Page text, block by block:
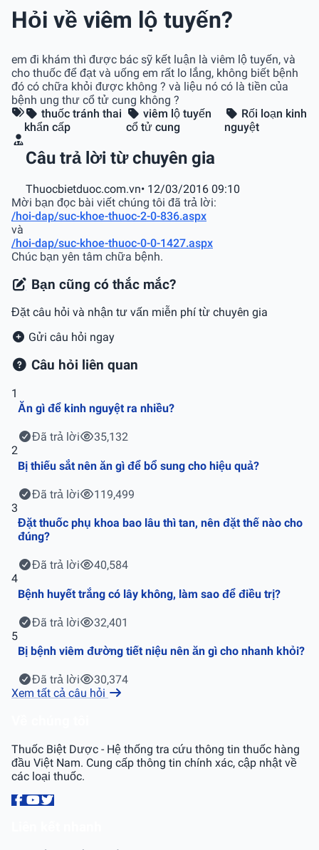
Hỏi về viêm lộ tuyến?
em đi khám thì được bác sỹ kết luận là viêm lộ tuyến, và
cho thuốc để đạt và uống em rất lo lắng, không biết bệnh
đó có chữa khỏi được không ? và liệu nó có là tiền của
bệnh ung thư cổ tử cung không ?
thuốc tránh thai
khẩn cấp
viêm lộ tuyến
cổ tử cung
Rối loạn kinh
nguyệt
Câu trả lời từ chuyên gia
Thuocbietduoc.com.vn• 12/03/2016 09:10
Mời bạn đọc bài viết chúng tôi đã trả lời:
/hoi-dap/suc-khoe-thuoc-2-0-836.aspx
và
/hoi-dap/suc-khoe-thuoc-0-0-1427.aspx
Chúc bạn yên tâm chữa bệnh.
Bạn cũng có thắc mắc?
Đặt câu hỏi và nhận tư vấn miễn phí từ chuyên gia
Gửi câu hỏi ngay
Câu hỏi liên quan
1
Ăn gì để kinh nguyệt ra nhiều?
Đã trả lời
35,132
2
Bị thiếu sắt nên ăn gì để bổ sung cho hiệu quả?
Đã trả lời
119,499
3
Đặt thuốc phụ khoa bao lâu thì tan, nên đặt thế nào cho
đúng?
Đã trả lời
40,584
4
Bệnh huyết trắng có lây không, làm sao để điều trị?
Đã trả lời
32,401
5
Bị bệnh viêm đường tiết niệu nên ăn gì cho nhanh khỏi?
Đã trả lời
30,374
Xem tất cả câu hỏi
Thuốc Biệt Dược - Hệ thống tra cứu thông tin thuốc hàng
đầu Việt Nam. Cung cấp thông tin chính xác, cập nhật về
các loại thuốc.